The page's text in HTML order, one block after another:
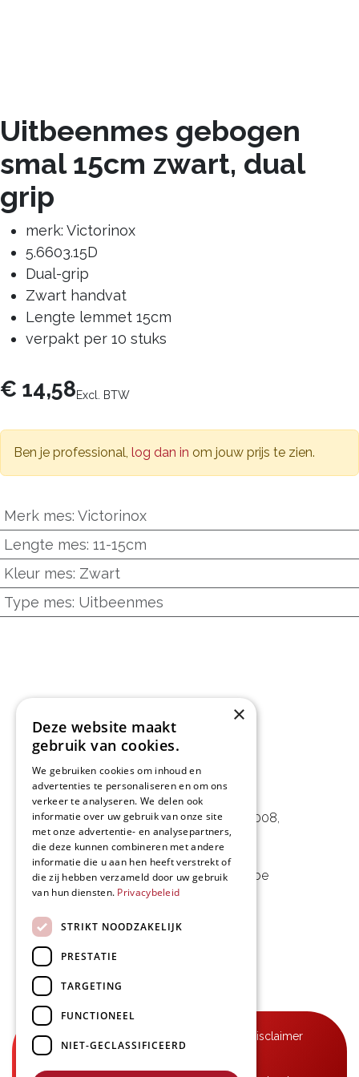
Uitbeenmes gebogen
smal 15cm zwart, dual
grip
merk: Victorinox
5.6603.15D
Dual-grip
Zwart handvat
Lengte lemmet 15cm
verpakt per 10 stuks
€ 14,58Excl. BTW
Ben je professional, log dan in om jouw prijs te zien.
Merk mes: Victorinox
Lengte mes: 11-15cm
Kleur mes: Zwart
Type mes: Uitbeenmes
L&D Foodpartner BV
Noorwegenstraat 29D, Haven 8008,
9940 Evergem, BE
09 253 49 57- mail@delmo.be
BE 0768.656.308
Volg ons
Disclaimer
×
Deze website maakt
gebruik van cookies.
We gebruiken cookies om inhoud en
advertenties te personaliseren en om ons
verkeer te analyseren. We delen ook
informatie over uw gebruik van onze site
met onze advertentie- en analysepartners,
die deze kunnen combineren met andere
informatie die u aan hen heeft verstrekt of
die zij hebben verzameld door uw gebruik
van hun diensten. Privacybeleid
STRIKT NOODZAKELIJK
PRESTATIE
TARGETING
FUNCTIONEEL
NIET-GECLASSIFICEERD